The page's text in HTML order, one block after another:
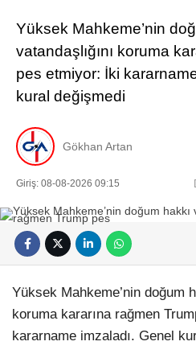
Yüksek Mahkeme’nin
vatandaşlığını koruma
pes etmiyor: İki
kural değişmedi
Gökhan Artan
Giriş: 08-08-2026 09:15
Yüksek Mahkeme’nin doğum
koruma kararına rağmen
kararname imzaladı. Genel